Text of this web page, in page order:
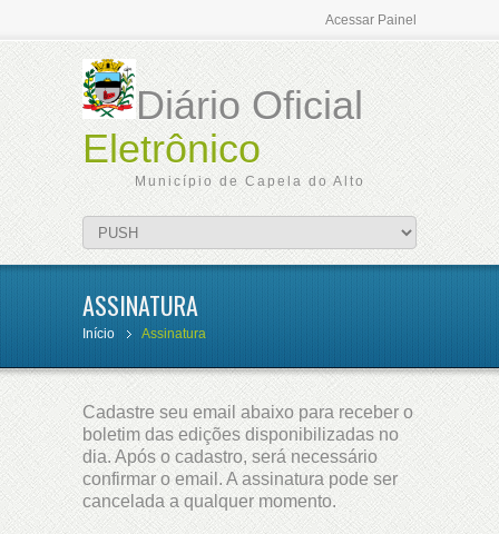
Acessar Painel
Diário Oficial
Eletrônico
Município de Capela do Alto
ASSINATURA
Início Assinatura
Cadastre seu email abaixo para receber o
boletim das edições disponibilizadas no
dia. Após o cadastro, será necessário
confirmar o email. A assinatura pode ser
cancelada a qualquer momento.